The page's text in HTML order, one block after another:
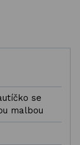
se
malbou